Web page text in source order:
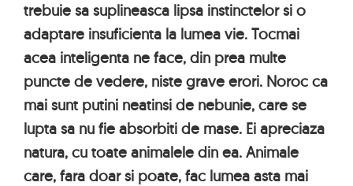
trebuie sa suplineasca lipsa instinctelor si o
adaptare insuficienta la lumea vie. Tocmai
acea inteligenta ne face, din prea multe
puncte de vedere, niste grave erori. Noroc ca
mai sunt putini neatinsi de nebunie, care se
lupta sa nu fie absorbiti de mase. Ei apreciaza
natura, cu toate animalele din ea. Animale
care, fara doar si poate, fac lumea asta mai